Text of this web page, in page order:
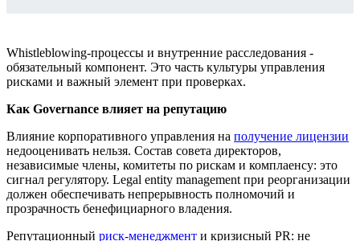
Whistleblowing-процессы и внутренние расследования -
обязательный компонент. Это часть культуры управления
рисками и важный элемент при проверках.
Как Governance влияет на репутацию
Влияние корпоративного управления на получение лицензии
недооценивать нельзя. Состав совета директоров,
независимые члены, комитеты по рискам и комплаенсу: это
сигнал регулятору. Legal entity management при реорганизации
должен обеспечивать непрерывность полномочий и
прозрачность бенефициарного владения.
Репутационный риск-менеджмент и кризисный PR: не